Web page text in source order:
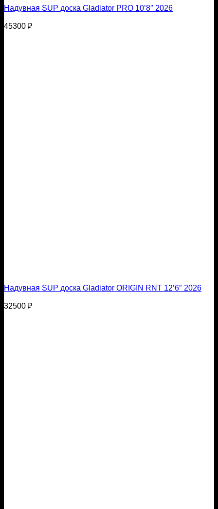
Надувная SUP доска Gladiator PRO 10’8″ 2026
45300 ₽
Надувная SUP доска Gladiator ORIGIN RNT 12’6″ 2026
32500 ₽